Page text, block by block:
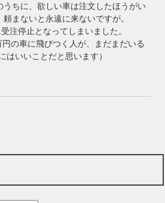
うちに、欲しい車は注文したほうがい
まないと永遠に来ないですが。
注停止となってしまいました。
の車に飛びつく人が、まだまだいる
はいいことだと思います）